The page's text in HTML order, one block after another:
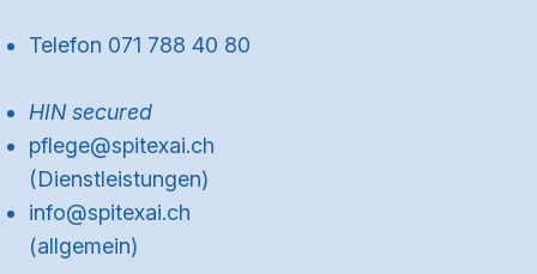
Telefon 071 788 40 80
HIN secured
pflege@spitexai.ch
(Dienstleistungen)
info@spitexai.ch
(allgemein)